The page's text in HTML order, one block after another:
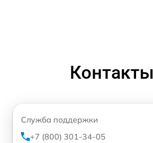
Контакты
Служба поддержки
+7 (800) 301-34-05